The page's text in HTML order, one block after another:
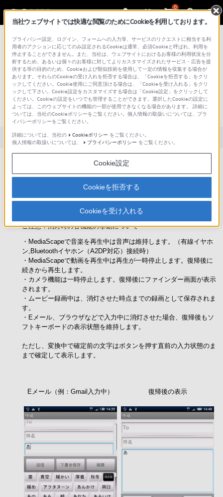
0
総合サポート・お問い合わせ
文書番号 : S1505017000638 / 最終更新日 : 2025/03/11
ワンボタンで画面を消す方法を教えて
ください。
対象製品カテゴリー・製品
電源ボタンを押すと画面が消灯します。
もう一度押すと画面が点灯します。ロックを解除することで、直前
の動作に戻ります。
ご注意：消灯時の各機能の挙動について
・MediaScapeで音楽を再生中は音声は維持します。（有線イヤホ
ン,Bluetoothイヤホン（A2DP対応）接続時）
・MediaScapeで動画を再生中は再生が一時停止します。復帰後に
続きから再生します。
・カメラ機能は一時停止します。復帰後にファインダー画面が表示
されます。
・ムービー録画中は、消灯させた時点までの録画として保存されま
す。
・Eメール、ブラウザなどで入力中に消灯させた場合、復帰後もソ
フトキーボードの表示状態を維持します。
ただし、変換中で確定前の文字はボタンを押す直前の入力状態のま
まで確定して表示します。
Eメール（例：Gmail入力中） 復帰後の表示
当社ウェブサイトでは快適な閲覧のためにCookieを利用しております。
プライバシー設定、ログイン、フォームへの入力等、サービスのリクエストに相当する利
用者のアクションに応じてのみ設定されるCookieは通常、必須Cookieと呼ばれ、利用を
停止することができません。また、当社は、ウェブサイトにおけるお客様の利用状況を分
析するため、あるいは個々のお客様に対してよりカスタマイズされたサービス・広告を提
供する等の目的のため、Cookieおよび類似技術を使用して一定の情報を収集する場合が
あります。それらのCookieの受け入れを拒否する場合は、「Cookieを拒否する」をクリ
ックしてください。Cookie使用にご同意頂ける場合は、「Cookieを受け入れる」をクリ
ックして下さい。Cookie設定をカスタマイズする場合は「Cookie設定」をクリックして
ください。Cookieの設定をいつでも管理することができます。選択したCookieの設定に
よっては、このウェブサイトの機能の一部が使用できなくなる場合があります。 詳細に
ついては、当社のCookieポリシーをご覧ください。個人情報の取扱いについては、プラ
イバシーポリシーをご覧ください。
詳細については、当社の
Cookieポリシー をご覧ください。
個人情報の取扱いについては、
プライバシーポリシー をご覧ください。
Cookie設定
Cookieを拒否する
Cookieを受け入れる